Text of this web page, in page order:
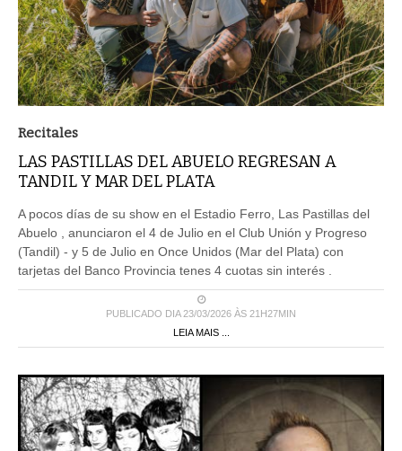
Recitales
LAS PASTILLAS DEL ABUELO REGRESAN A
TANDIL Y MAR DEL PLATA
A pocos días de su show en el Estadio Ferro, Las Pastillas del
Abuelo , anunciaron el 4 de Julio en el Club Unión y Progreso
(Tandil) - y 5 de Julio en Once Unidos (Mar del Plata) con
tarjetas del Banco Provincia tenes 4 cuotas sin interés .
PUBLICADO DIA 23/03/2026 ÀS 21H27MIN
LEIA MAIS ...